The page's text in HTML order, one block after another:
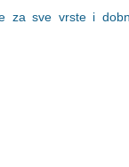
za sve vrste i